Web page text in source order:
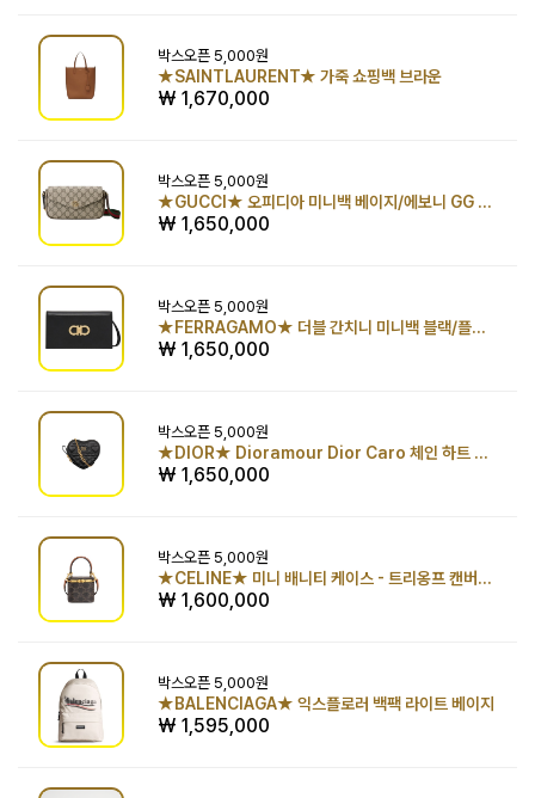
박스오픈 5,000원
★SAINTLAURENT★ 가죽 쇼핑백 브라운
₩ 1,670,000
박스오픈 5,000원
★GUCCI★ 오피디아 미니백 베이지/에보니 GG 수프림 캔버스
₩ 1,650,000
박스오픈 5,000원
★FERRAGAMO★ 더블 간치니 미니백 블랙/플레임 레드
₩ 1,650,000
박스오픈 5,000원
★DIOR★ Dioramour Dior Caro 체인 하트 파우치 블랙 까나쥬 송아지 가죽 & 하트 모티브
₩ 1,650,000
박스오픈 5,000원
★CELINE★ 미니 배니티 케이스 - 트리옹프 캔버스 & 카프스킨 탠
₩ 1,600,000
박스오픈 5,000원
★BALENCIAGA★ 익스플로러 백팩 라이트 베이지
₩ 1,595,000